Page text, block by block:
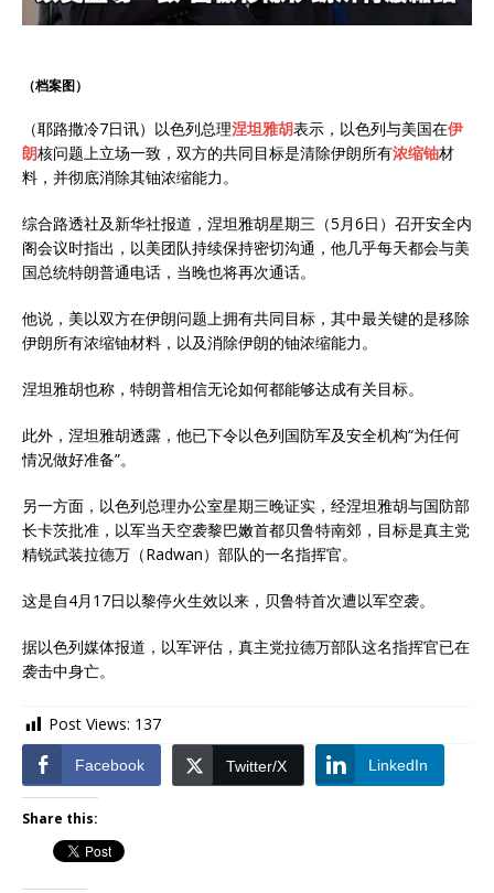
（档案图）
（耶路撒冷7日讯）以色列总理涅坦雅胡表示，以色列与美国在伊
朗核问题上立场一致，双方的共同目标是清除伊朗所有浓缩铀材
料，并彻底消除其铀浓缩能力。
综合路透社及新华社报道，涅坦雅胡星期三（5月6日）召开安全内
阁会议时指出，以美团队持续保持密切沟通，他几乎每天都会与美
国总统特朗普通电话，当晚也将再次通话。
他说，美以双方在伊朗问题上拥有共同目标，其中最关键的是移除
伊朗所有浓缩铀材料，以及消除伊朗的铀浓缩能力。
涅坦雅胡也称，特朗普相信无论如何都能够达成有关目标。
此外，涅坦雅胡透露，他已下令以色列国防军及安全机构“为任何
情况做好准备”。
另一方面，以色列总理办公室星期三晚证实，经涅坦雅胡与国防部
长卡茨批准，以军当天空袭黎巴嫩首都贝鲁特南郊，目标是真主党
精锐武装拉德万（Radwan）部队的一名指挥官。
这是自4月17日以黎停火生效以来，贝鲁特首次遭以军空袭。
据以色列媒体报道，以军评估，真主党拉德万部队这名指挥官已在
袭击中身亡。
Post Views: 137
Facebook Twitter/X LinkedIn
Share this: